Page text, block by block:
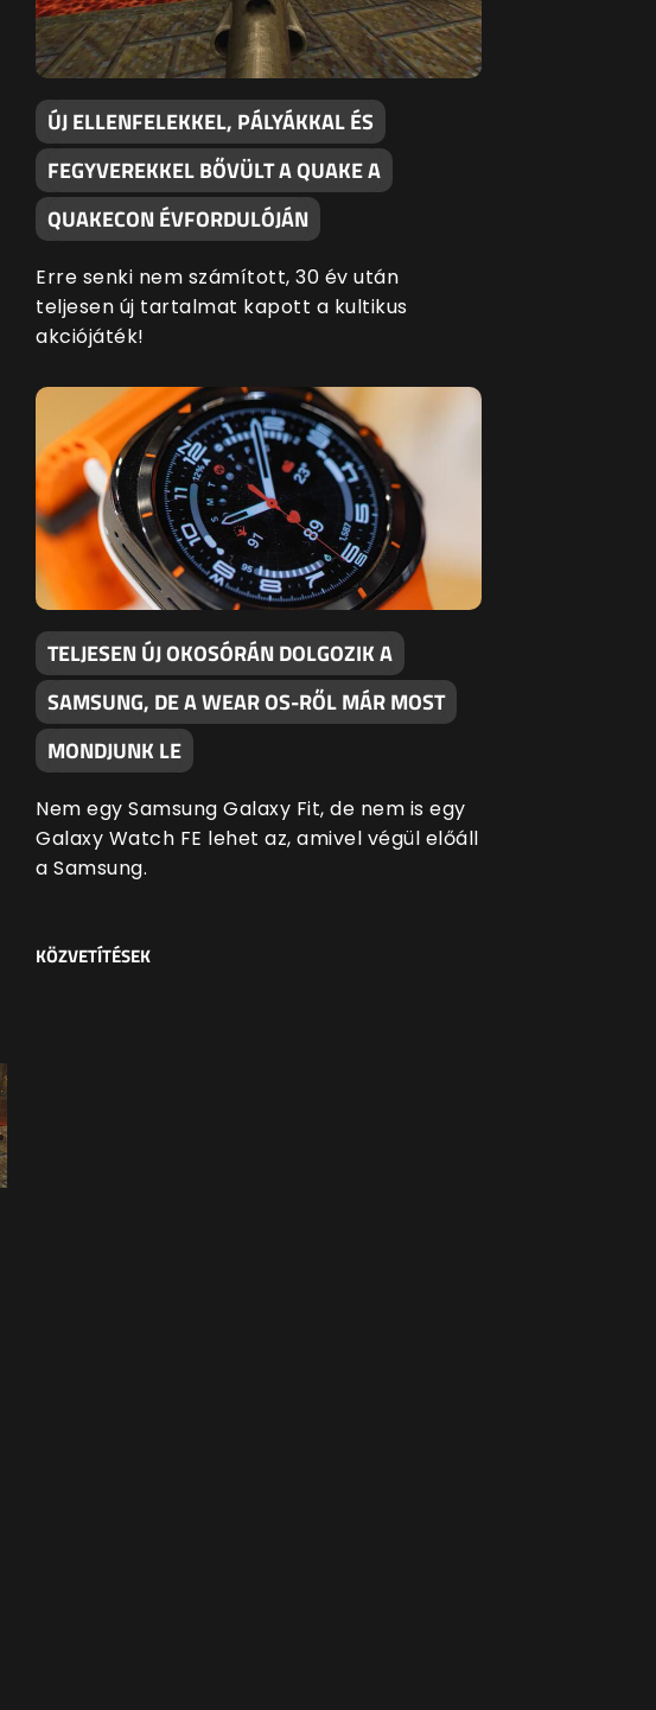
ÚJ ELLENFELEKKEL, PÁLYÁKKAL ÉS
FEGYVEREKKEL BŐVÜLT A QUAKE A
QUAKECON ÉVFORDULÓJÁN
Erre senki nem számított, 30 év után
teljesen új tartalmat kapott a kultikus
akciójáték!
TELJESEN ÚJ OKOSÓRÁN DOLGOZIK A
SAMSUNG, DE A WEAR OS-RŐL MÁR MOST
MONDJUNK LE
Nem egy Samsung Galaxy Fit, de nem is egy
Galaxy Watch FE lehet az, amivel végül előáll
a Samsung.
KÖZVETÍTÉSEK